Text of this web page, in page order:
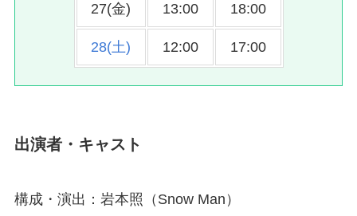
27(金) 13:00 18:00
28(土) 12:00 17:00
出演者・キャスト
構成・演出：岩本照（Snow Man）